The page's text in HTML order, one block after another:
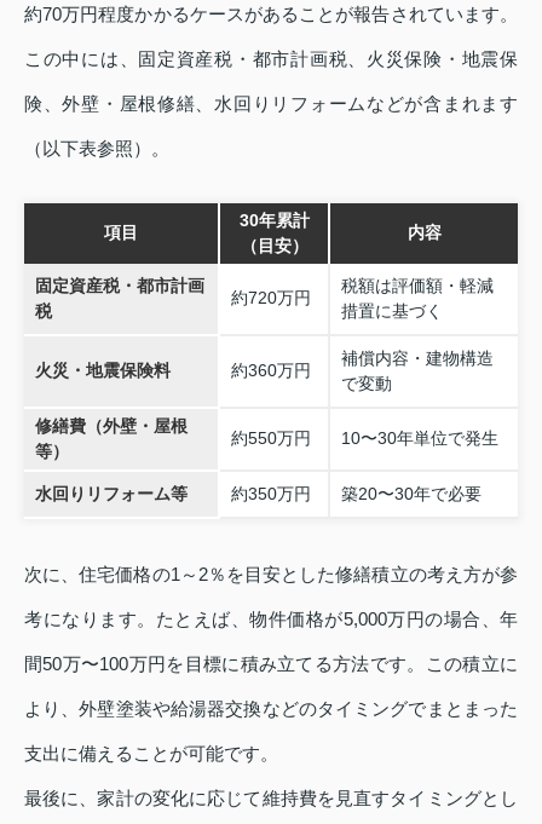
約70万円程度かかるケースがあることが報告されています。
この中には、固定資産税・都市計画税、火災保険・地震保
険、外壁・屋根修繕、水回りリフォームなどが含まれます
（以下表参照）。
項目
30年累計
（目安）
内容
固定資産税・都市計画
税
約720万円
税額は評価額・軽減
措置に基づく
火災・地震保険料 約360万円
補償内容・建物構造
で変動
修繕費（外壁・屋根
等）
約550万円 10〜30年単位で発生
水回りリフォーム等 約350万円 築20〜30年で必要
次に、住宅価格の1～2％を目安とした修繕積立の考え方が参
考になります。たとえば、物件価格が5,000万円の場合、年
間50万〜100万円を目標に積み立てる方法です。この積立に
より、外壁塗装や給湯器交換などのタイミングでまとまった
支出に備えることが可能です。
最後に、家計の変化に応じて維持費を見直すタイミングとし